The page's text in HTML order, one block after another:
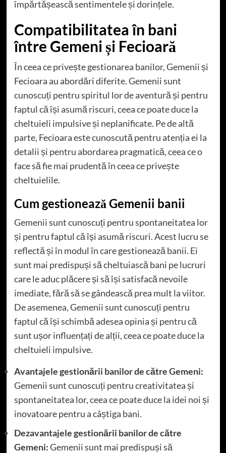
împărtășească sentimentele și dorințele.
Compatibilitatea în bani
între Gemeni și Fecioară
În ceea ce privește gestionarea banilor, Gemenii și
Fecioara au abordări diferite. Gemenii sunt
cunoscuți pentru spiritul lor de aventură și pentru
faptul că își asumă riscuri, ceea ce poate duce la
cheltuieli impulsive și neplanificate. Pe de altă
parte, Fecioara este cunoscută pentru atenția ei la
detalii și pentru abordarea pragmatică, ceea ce o
face să fie mai prudentă în ceea ce privește
cheltuielile.
Cum gestionează Gemenii banii
Gemenii sunt cunoscuți pentru spontaneitatea lor
și pentru faptul că își asumă riscuri. Acest lucru se
reflectă și în modul în care gestionează banii. Ei
sunt mai predispuși să cheltuiască bani pe lucruri
care le aduc plăcere și să își satisfacă nevoile
imediate, fără să se gândească prea mult la viitor.
De asemenea, Gemenii sunt cunoscuți pentru
faptul că își schimbă adesea opinia și pentru că
sunt ușor influențați de alții, ceea ce poate duce la
cheltuieli impulsive.
Avantajele gestionării banilor de către Gemeni:
Gemenii sunt cunoscuți pentru creativitatea și
spontaneitatea lor, ceea ce poate duce la idei noi și
inovatoare pentru a câștiga bani.
Dezavantajele gestionării banilor de către
Gemeni:Gemenii sunt mai predispuși să